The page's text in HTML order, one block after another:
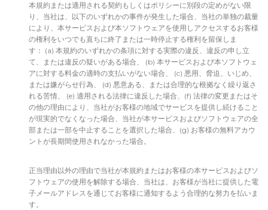
本規約または適用される契約もしくはポリシーに別段の定めがない限
り、当社は、以下のいずれかの事件が発生した場合、当社の単独の裁量
により、本サービスおよび本ソフトウェアを使用しアクセスするお客様
の権利をいつでも直ちに終了または一時停止する権利を留保しま
す： (a) 本規約のいずれかの条項に対する実際の違反、違反の申し立
て、または違反の疑いがある場合、 (b) 本サービスおよび本ソフトウェ
アに対する料金の適時の支払いがない場合、 (c) 悪用、脅迫、いじめ、
または嫌がらせ行為、 (d) 悪意ある、または合理的な根拠なく繰り返さ
れる苦情、 (e) 適用される法律に違反した場合、(f) 法律の変更またはそ
の他の理由により、当社がお客様の地域でサービスを提供し続けること
が現実的でなくなった場合、当社が本サービスおよびソフトウェアの全
部または一部を中止することを選択した場合、(g) お客様の無料アカウ
ントが長期間使用されなかった場合。
正当理由以外の理由で当社が本規約またはお客様の本サービスおよびソ
フトウェアの使用を解除する場合、当社は、お客様が当社に提供した電
子メールアドレスを通じてお客様に通知するよう合理的な努力を払いま
す。